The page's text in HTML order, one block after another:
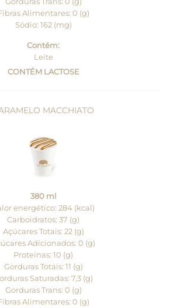
Alimentares: 0 (g)
Sódio: 162 (mg)
Contém:
Leite
CONTÉM LACTOSE
MACCHIATO
380 ml
energético: 284 (kcal)
Carboidratos: 37 (g)
Açúcares Totais: 22 (g)
Adicionados: 0 (g)
Proteínas: 10 (g)
Gorduras Totais: 11 (g)
Saturadas: 7,3 (g)
Gorduras Trans: 0 (g)
Alimentares: 0 (g)